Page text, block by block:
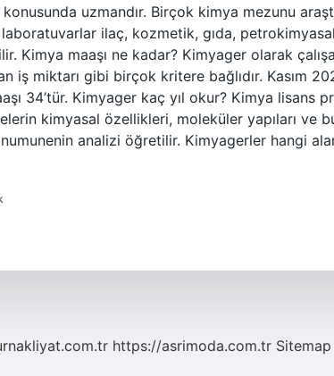
uzmandır. Birçok kimya mezunu
laboratuvarlar ilaç, kozmetik, gıda,
Kimya maaşı ne kadar? Kimyager olarak
iş miktarı gibi birçok kritere bağlıdır. Kasım
34’tür. Kimyager kaç yıl okur? Kimya lisans
kimyasal özellikleri, moleküler yapıları ve
analizi öğretilir. Kimyagerler hangi
https://asrimoda.com.tr Sitemap